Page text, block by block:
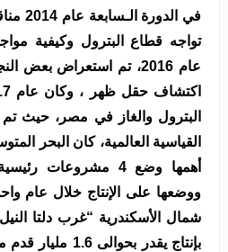
في
تواجه قطاع البترول وكيفية
عام 2016، تم استعراض
البترول والغاز في مصر، حيث تم
القياسية العالمية، كان البحر
أهمها وضع 4 مشروعات
ووضعها على الإنتاج خلال عام
شمال الأسكندرية “غرب دلتا
بإنتاج يقدر